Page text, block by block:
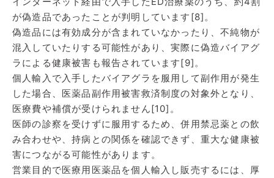
が偽造品であったことが判明しています[8]。
偽造品には有効成分が含まれていなかったり、不純物が
混入していたりする可能性があり、実際に偽造バイアグ
ラによる健康被害も報告されています[9]。
個人輸入で入手したバイアグラを服用して副作用が発生
した場合、医薬品副作用被害救済制度の対象外となり、
医療費や補償が受けられません[10]。
医師の診察を受けずに服用するため、併用禁忌薬との飲
み合わせや、持病との関係を確認できず、重大な健康被
害につながる可能性があります。
営業目的で医療用医薬品を個人輸入し販売するには、厚